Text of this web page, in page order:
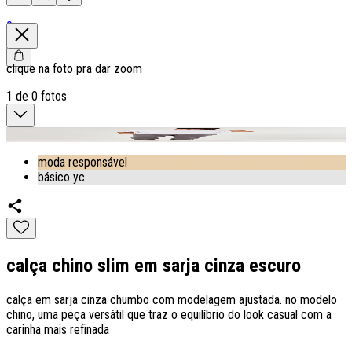
0
clique na foto pra dar zoom
1 de 0 fotos
moda responsável
básico yc
calça chino slim em sarja cinza escuro
calça em sarja cinza chumbo com modelagem ajustada. no modelo
chino, uma peça versátil que traz o equilíbrio do look casual com a
carinha mais refinada